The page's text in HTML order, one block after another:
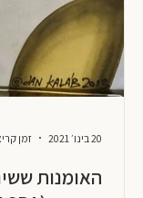
האומנות
20 בינו׳ 2021 זמן קריאה 3